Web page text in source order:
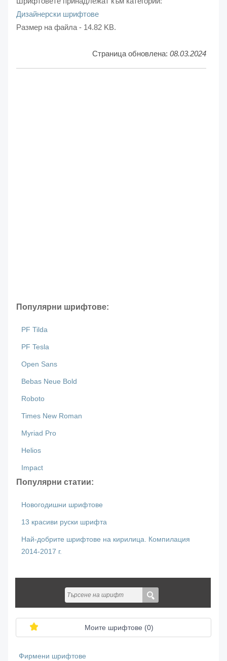
Дизайнерски шрифтове
Размер на файла - 14.82 KB.
Страница обновлена: 08.03.2024
Популярни шрифтове:
PF Tilda
PF Tesla
Open Sans
Bebas Neue Bold
Roboto
Times New Roman
Myriad Pro
Helios
Impact
Популярни статии:
Новогодишни шрифтове
13 красиви руски шрифта
Най-добрите шрифтове на кирилица. Компилация
2014-2017 г.
Моите шрифтове (0)
Фирмени шрифтове